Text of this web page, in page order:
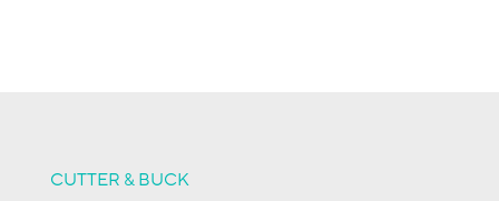
CUTTER & BUCK